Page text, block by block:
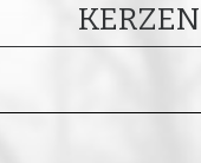
KERZEN